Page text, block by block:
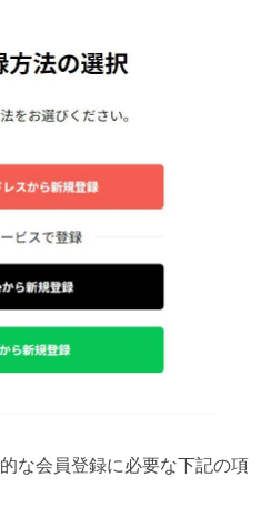
な会員登録に必要な下記の項